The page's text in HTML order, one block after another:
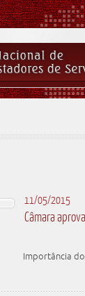
11/05/2015
Câmara
Importância